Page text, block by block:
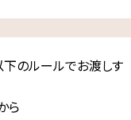
のルールでお渡しす
ら